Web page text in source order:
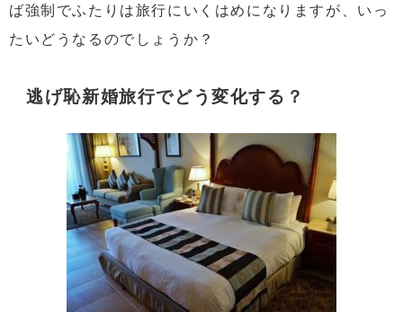
ば強制でふたりは旅行にいくはめになりますが、いっ
たいどうなるのでしょうか？
逃げ恥新婚旅行でどう変化する？